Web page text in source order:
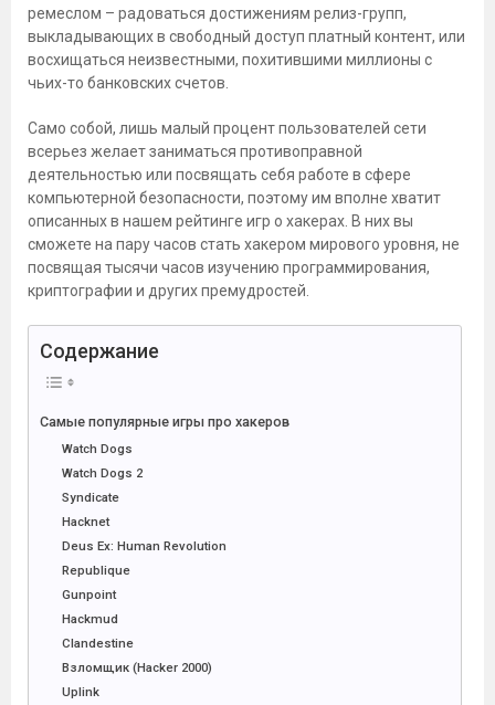
ремеслом – радоваться достижениям релиз-групп,
выкладывающих в свободный доступ платный контент, или
восхищаться неизвестными, похитившими миллионы с
чьих-то банковских счетов.
Само собой, лишь малый процент пользователей сети
всерьез желает заниматься противоправной
деятельностью или посвящать себя работе в сфере
компьютерной безопасности, поэтому им вполне хватит
описанных в нашем рейтинге игр о хакерах. В них вы
сможете на пару часов стать хакером мирового уровня, не
посвящая тысячи часов изучению программирования,
криптографии и других премудростей.
Содержание
Самые популярные игры про хакеров
Watch Dogs
Watch Dogs 2
Syndicate
Hacknet
Deus Ex: Human Revolution
Republique
Gunpoint
Hackmud
Clandestine
Взломщик (Hacker 2000)
Uplink